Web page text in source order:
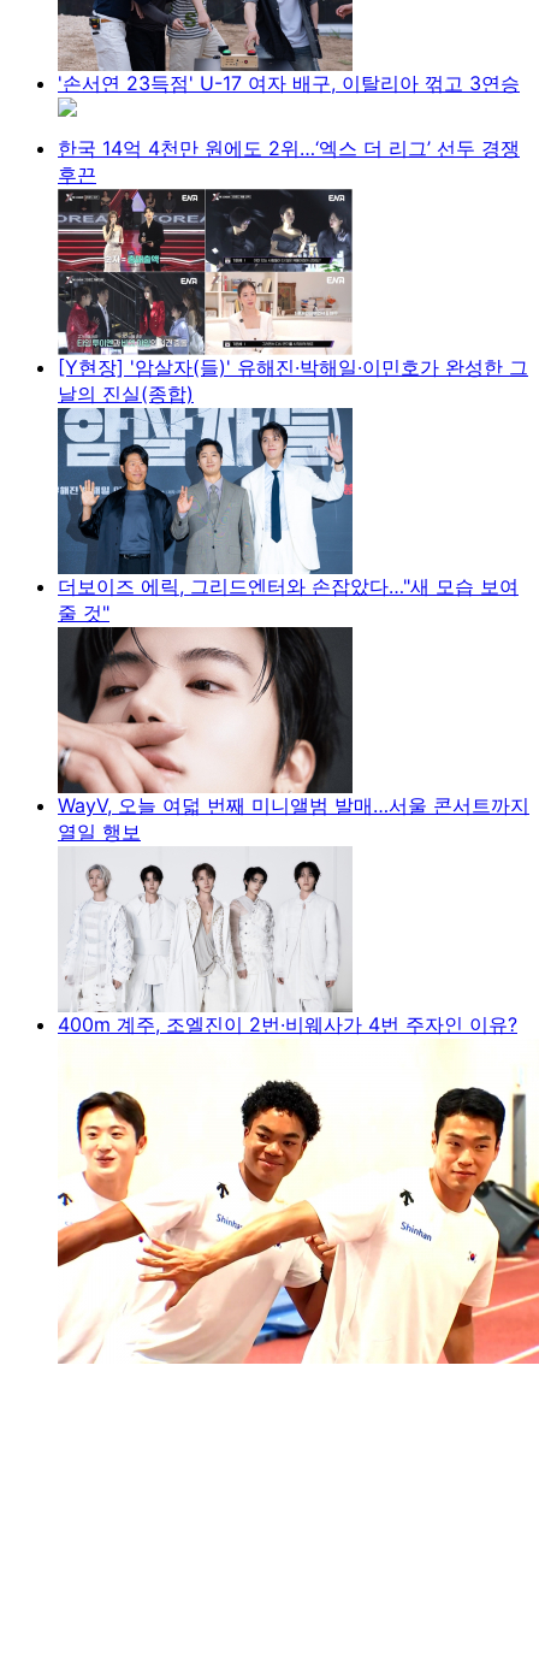
'손서연 23득점' U-17 여자 배구, 이탈리아 꺾고 3연승
한국 14억 4천만 원에도 2위…‘엑스 더 리그’ 선두 경쟁
후끈
[Y현장] '암살자(들)' 유해진·박해일·이민호가 완성한 그
날의 진실(종합)
더보이즈 에릭, 그리드엔터와 손잡았다…"새 모습 보여
줄 것"
WayV, 오늘 여덟 번째 미니앨범 발매…서울 콘서트까지
열일 행보
400m 계주, 조엘진이 2번·비웨사가 4번 주자인 이유?